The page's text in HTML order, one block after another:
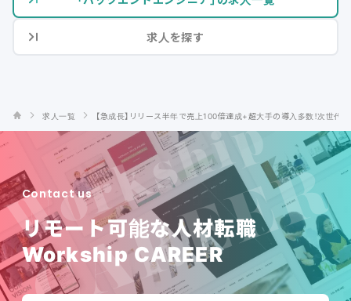
求人を探す
求人一覧 【急成長】リリース半年で売上100倍達成+超大手の導入多数！次世
Contact us
リモート可能な人材転職
Workship CAREER